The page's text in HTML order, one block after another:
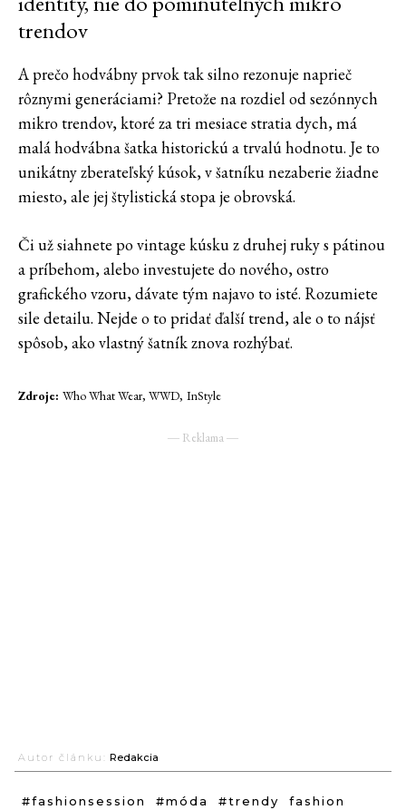
trendov
A prečo hodvábny prvok tak silno rezonuje naprieč
rôznymi generáciami? Pretože na rozdiel od sezónnych
mikro trendov, ktoré za tri mesiace stratia dych, má
malá hodvábna šatka historickú a trvalú hodnotu. Je to
unikátny zberateľský kúsok, v šatníku nezaberie žiadne
miesto, ale jej štylistická stopa je obrovská.
Či už siahnete po vintage kúsku z druhej ruky s pátinou
a príbehom, alebo investujete do nového, ostro
grafického vzoru, dávate tým najavo to isté. Rozumiete
sile detailu. Nejde o to pridať ďalší trend, ale o to nájsť
spôsob, ako vlastný šatník znova rozhýbať.
Zdroje: Who What Wear, WWD, InStyle
― Reklama ―
Autor článku: Redakcia
#fashionsession #móda #trendy fashion